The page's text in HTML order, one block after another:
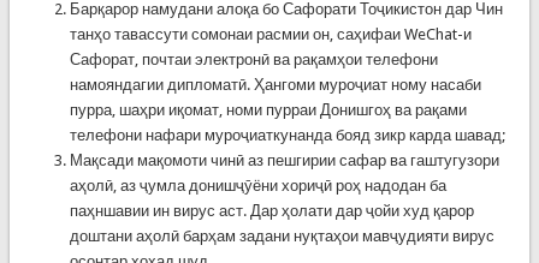
Барқарор намудани алоқа бо Сафорати Тоҷикистон дар Чин
танҳо тавассути сомонаи расмии он, саҳифаи WeChat-и
Сафорат, почтаи электронӣ ва рақамҳои телефони
намояндагии дипломатӣ. Ҳангоми муроҷиат ному насаби
пурра, шаҳри иқомат, номи пурраи Донишгоҳ ва рақами
телефони нафари муроҷиаткунанда бояд зикр карда шавад;
Мақсади мақомоти чинӣ аз пешгирии сафар ва гаштугузори
аҳолӣ, аз ҷумла донишҷӯёни хориҷӣ роҳ надодан ба
паҳншавии ин вирус аст. Дар ҳолати дар ҷойи худ қарор
доштани аҳолӣ барҳам задани нуқтаҳои мавҷудияти вирус